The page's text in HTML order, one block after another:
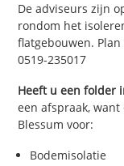
De adviseurs zijn
rondom het
flatgebouwen.
0519-235017
Heeft u een folder
een afspraak,
Blessum voor:
Bodemisolatie